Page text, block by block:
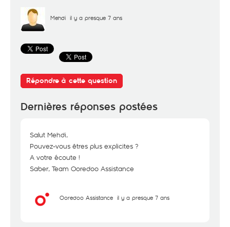
Mehdi il y a presque 7 ans
Répondre à cette question
Dernières réponses postées
Salut Mehdi,
Pouvez-vous êtres plus explicites ?
A votre écoute !
Saber, Team Ooredoo Assistance
Ooredoo Assistance il y a presque 7 ans